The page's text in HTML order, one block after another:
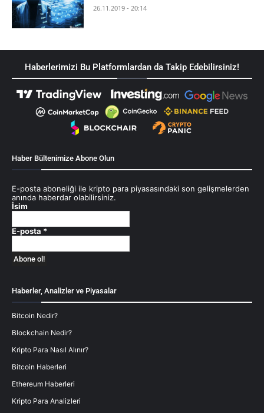
26.11.2019 - 20:14
Haberlerimizi Bu Platformlardan da Takip Edebilirsiniz!
Haber Bültenimize Abone Olun
E-posta aboneliği ile kripto para piyasasındaki son gelişmelerden
anında haberdar olabilirsiniz.
İsim
E-posta *
Haberler, Analizler ve Piyasalar
Bitcoin Nedir?
Blockchain Nedir?
Kripto Para Nasıl Alınır?
Bitcoin Haberleri
Ethereum Haberleri
Kripto Para Analizleri